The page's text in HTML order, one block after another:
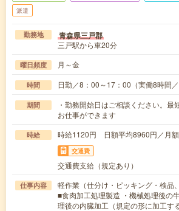
派遣
勤務地 青森県三戸郡
三戸駅から車20分
曜日頻度 月～金
時間 日勤／8：00～17：00（実働8時間
期間
・勤務開始日はご相談ください。最
お仕事ができます
時給 時給1120円 日額平均8960円／月
交通費
交通費支給（規定あり）
仕事内容
軽作業（仕分け・ピッキング・検品
■食肉加工処理製造 ・機械処理後の
理後の内臓加工（規定の形に加工す